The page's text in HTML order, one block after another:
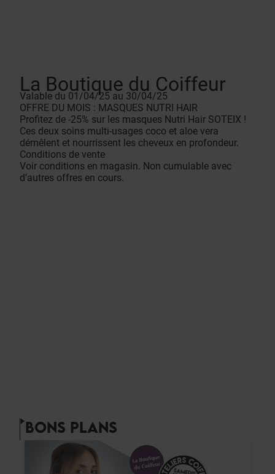
La Boutique du Coiffeur
Valable du 01/04/25 au 30/04/25
OFFRE DU MOIS : MASQUES NUTRI HAIR
Profitez de -25% sur les masques Nutri Hair SOTEIX !
Ces deux soins multi-usages coco et aloe vera
démêlent et nourrissent les cheveux en profondeur.
Conditions de vente
Voir conditions en magasin. Non cumulable avec
d’autres offres en cours.
BONS PLANS